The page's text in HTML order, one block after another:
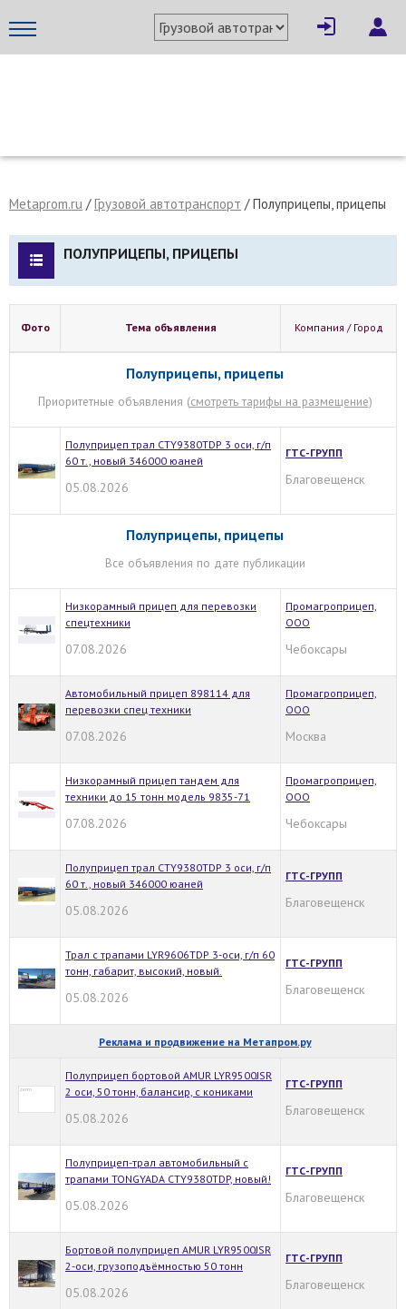
Metaprom.ru /Грузовой автотранспорт /Полуприцепы, прицепы
ПОЛУПРИЦЕПЫ, ПРИЦЕПЫ
Фото Тема объявления Компания / Город
Полуприцепы, прицепы
Приоритетные объявления (смотреть тарифы на размещение)
Полуприцеп трал CTY9380TDP 3 оси, г/п
60 т., новый 346000 юаней
05.08.2026
ГТС-ГРУПП
Благовещенск
Полуприцепы, прицепы
Все объявления по дате публикации
Низкорамный прицеп для перевозки
спецтехники
07.08.2026
Промагроприцеп,
ООО
Чебоксары
Автомобильный прицеп 898114 для
перевозки спец техники
07.08.2026
Промагроприцеп,
ООО
Москва
Низкорамный прицеп тандем для
техники до 15 тонн модель 9835-71
07.08.2026
Промагроприцеп,
ООО
Чебоксары
Полуприцеп трал CTY9380TDP 3 оси, г/п
60 т., новый 346000 юаней
05.08.2026
ГТС-ГРУПП
Благовещенск
Трал с трапами LYR9606TDP 3-оси, г/п 60
тонн, габарит, высокий, новый.
05.08.2026
ГТС-ГРУПП
Благовещенск
Реклама и продвижение на Метапром.ру
Полуприцеп бортовой AMUR LYR9500JSR
2 оси, 50 тонн, балансир, с кониками
05.08.2026
ГТС-ГРУПП
Благовещенск
Полуприцеп-трал автомобильный с
трапами TONGYADA CTY9380TDP, новый!
05.08.2026
ГТС-ГРУПП
Благовещенск
Бортовой полуприцеп AMUR LYR9500JSR
2-оси, грузоподъёмностью 50 тонн
05.08.2026
ГТС-ГРУПП
Благовещенск